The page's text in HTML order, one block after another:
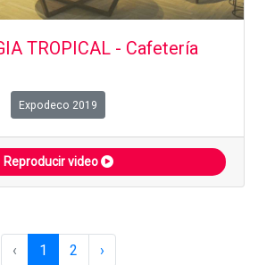
TROPICAL - Cafetería
Expodeco 2019
Reproducir video
‹ 1 2 ›